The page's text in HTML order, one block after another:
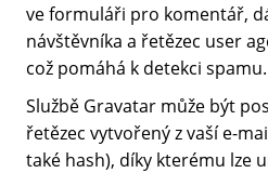
ve formuláři pro komentář,
návštěvníka a řetězec user
což pomáhá k detekci spamu.
Službě Gravatar může být
řetězec vytvořený z vaší e-
také hash), díky kterému lze